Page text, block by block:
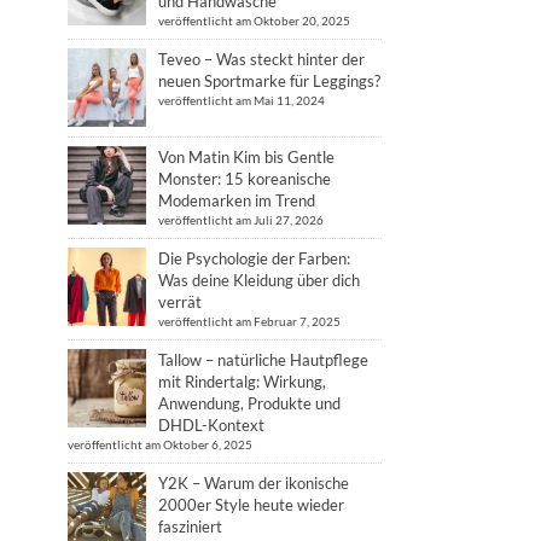
veröffentlicht am Oktober 20, 2025
Teveo – Was steckt hinter der
neuen Sportmarke für Leggings?
veröffentlicht am Mai 11, 2024
Von Matin Kim bis Gentle
Monster: 15 koreanische
Modemarken im Trend
veröffentlicht am Juli 27, 2026
Die Psychologie der Farben:
Was deine Kleidung über dich
verrät
veröffentlicht am Februar 7, 2025
Tallow – natürliche Hautpflege
mit Rindertalg: Wirkung,
Anwendung, Produkte und
DHDL-Kontext
veröffentlicht am Oktober 6, 2025
Y2K – Warum der ikonische
2000er Style heute wieder
fasziniert